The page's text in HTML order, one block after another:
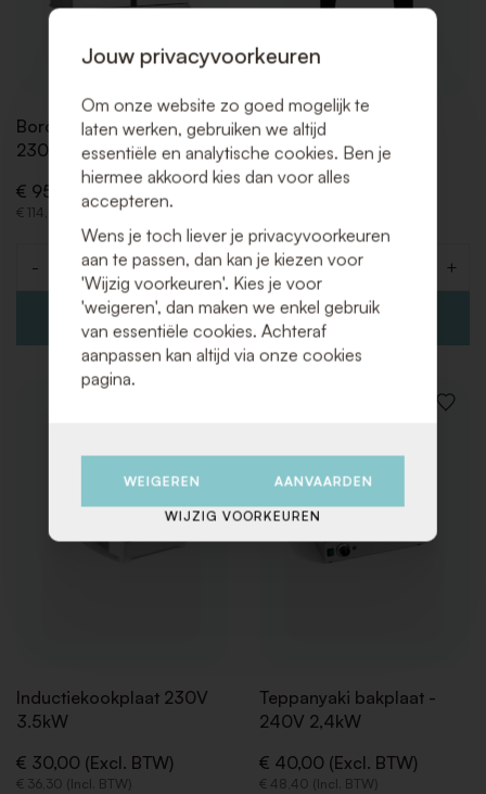
Bordenoven 500 borden
230V - 3.6 kW
€ 95,00 (Excl. BTW)
€ 114,95 (Incl. BTW)
- +
Pizza oven
€ 150,00 (Excl. BTW)
€ 181,50 (Incl. BTW)
Aantal
- +
Inductiekookplaat 230V
3.5kW
€ 30,00 (Excl. BTW)
€ 36,30 (Incl. BTW)
VOEG
Teppanyaki bakplaat -
240V 2,4kW
€ 40,00 (Excl. BTW)
€ 48,40 (Incl. BTW)
Jouw privacyvoorkeuren
Om onze website zo goed mogelijk te
laten werken, gebruiken we altijd
essentiële en analytische cookies. Ben je
hiermee akkoord kies dan voor alles
accepteren.
Wens je toch liever je privacyvoorkeuren
aan te passen, dan kan je kiezen voor
'Wijzig voorkeuren'. Kies je voor
'weigeren', dan maken we enkel gebruik
van essentiële cookies. Achteraf
aanpassen kan altijd via onze cookies
pagina.
WEIGEREN AANVAARDEN
WIJZIG VOORKEUREN